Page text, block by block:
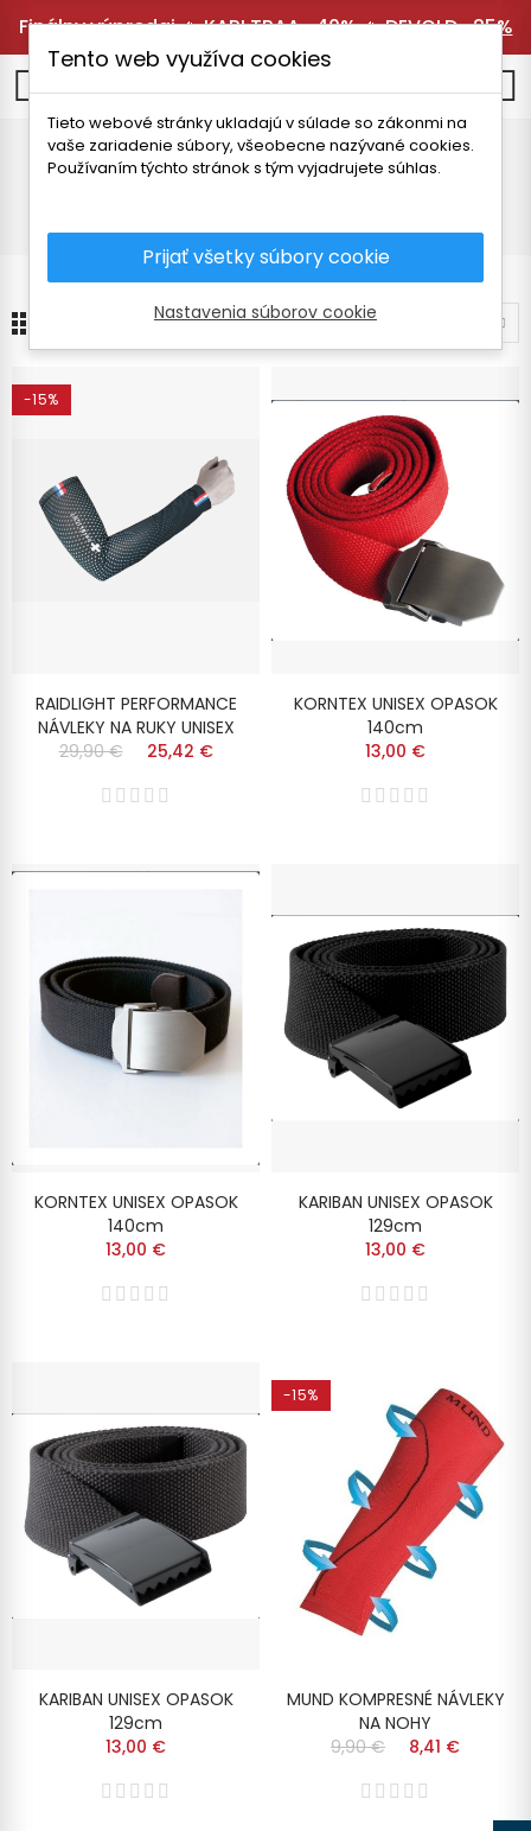
Finálny výpredaj 🔥KARI TRAA -40%🔥DEVOLD -25%
Iné
8
-15%
RAIDLIGHT PERFORMANCE
NÁVLEKY NA RUKY UNISEX
29,90 €
25,42 €
KORNTEX UNISEX OPASOK
140cm
13,00 €
KORNTEX UNISEX OPASOK
140cm
13,00 €
KARIBAN UNISEX OPASOK
129cm
13,00 €
KARIBAN UNISEX OPASOK
129cm
13,00 €
-15%
MUND KOMPRESNÉ NÁVLEKY
NA NOHY
9,90 €
8,41 €
Tento web využíva cookies
Tieto webové stránky ukladajú v súlade so zákonmi na
vaše zariadenie súbory, všeobecne nazývané cookies.
Používaním týchto stránok s tým vyjadrujete súhlas.
Prijať všetky súbory cookie
Nastavenia súborov cookie